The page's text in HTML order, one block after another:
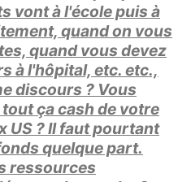
vont à l'école puis à
quand on vous
quand vous devez
à l'hôpital, etc. etc.,
discours ? Vous
ça cash de votre
US ? Il faut pourtant
quelque part.
ressources